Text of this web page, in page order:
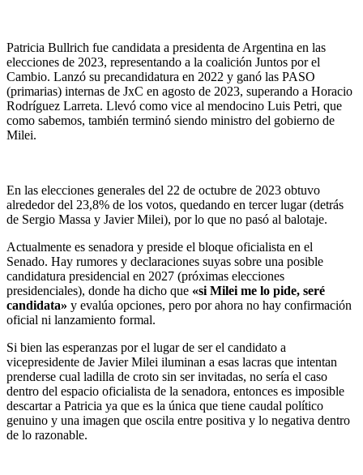
Patricia Bullrich fue candidata a presidenta de Argentina en las
elecciones de 2023, representando a la coalición Juntos por el
Cambio. Lanzó su precandidatura en 2022 y ganó las PASO
(primarias) internas de JxC en agosto de 2023, superando a Horacio
Rodríguez Larreta. Llevó como vice al mendocino Luis Petri, que
como sabemos, también terminó siendo ministro del gobierno de
Milei.
En las elecciones generales del 22 de octubre de 2023 obtuvo
alrededor del 23,8% de los votos, quedando en tercer lugar (detrás
de Sergio Massa y Javier Milei), por lo que no pasó al balotaje.
Actualmente es senadora y preside el bloque oficialista en el
Senado. Hay rumores y declaraciones suyas sobre una posible
candidatura presidencial en 2027 (próximas elecciones
presidenciales), donde ha dicho que «si Milei me lo pide, seré
candidata» y evalúa opciones, pero por ahora no hay confirmación
oficial ni lanzamiento formal.
Si bien las esperanzas por el lugar de ser el candidato a
vicepresidente de Javier Milei iluminan a esas lacras que intentan
prenderse cual ladilla de croto sin ser invitadas, no sería el caso
dentro del espacio oficialista de la senadora, entonces es imposible
descartar a Patricia ya que es la única que tiene caudal político
genuino y una imagen que oscila entre positiva y lo negativa dentro
de lo razonable.